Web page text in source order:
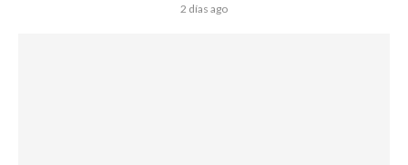
2 días ago